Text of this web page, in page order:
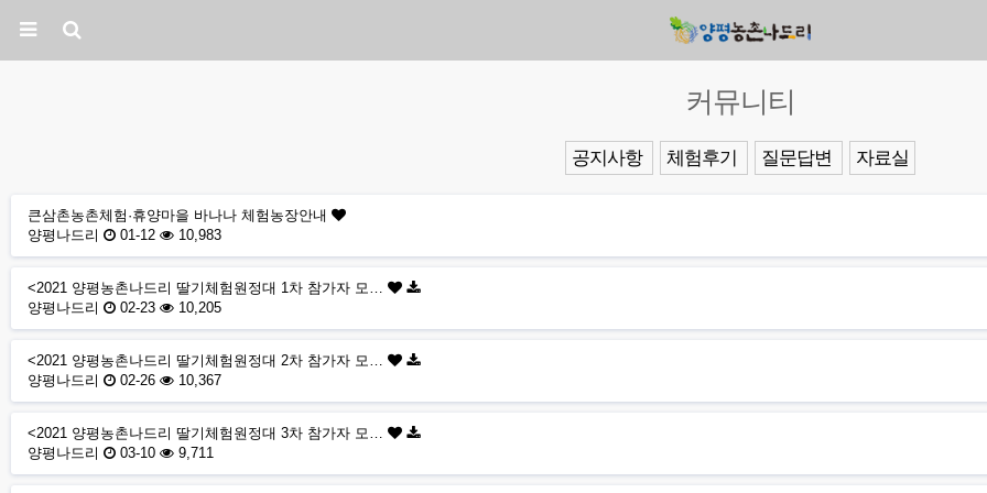
커뮤니티
공지사항 체험후기 질문답변 자료실
큰삼촌농촌체험·휴양마을 바나나 체험농장안내
양평나드리
01-12 10,983
<2021 양평농촌나드리 딸기체험원정대 1차 참가자 모…
양평나드리
02-23 10,205
<2021 양평농촌나드리 딸기체험원정대 2차 참가자 모…
양평나드리
02-26 10,367
<2021 양평농촌나드리 딸기체험원정대 3차 참가자 모…
양평나드리
03-10 9,711